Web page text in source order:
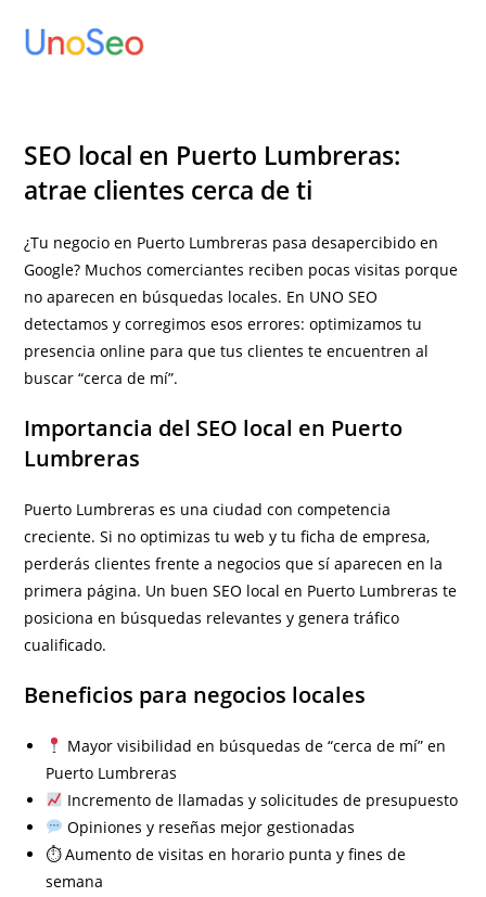
SEO local en Puerto Lumbreras:
atrae clientes cerca de ti
¿Tu negocio en Puerto Lumbreras pasa desapercibido en
Google? Muchos comerciantes reciben pocas visitas porque
no aparecen en búsquedas locales. En UNO SEO
detectamos y corregimos esos errores: optimizamos tu
presencia online para que tus clientes te encuentren al
buscar “cerca de mí”.
Importancia del SEO local en Puerto
Lumbreras
Puerto Lumbreras es una ciudad con competencia
creciente. Si no optimizas tu web y tu ficha de empresa,
perderás clientes frente a negocios que sí aparecen en la
primera página. Un buen SEO local en Puerto Lumbreras te
posiciona en búsquedas relevantes y genera tráfico
cualificado.
Beneficios para negocios locales
Mayor visibilidad en búsquedas de “cerca de mí” en
Puerto Lumbreras
Incremento de llamadas y solicitudes de presupuesto
Opiniones y reseñas mejor gestionadas
⏱ Aumento de visitas en horario punta y fines de
semana